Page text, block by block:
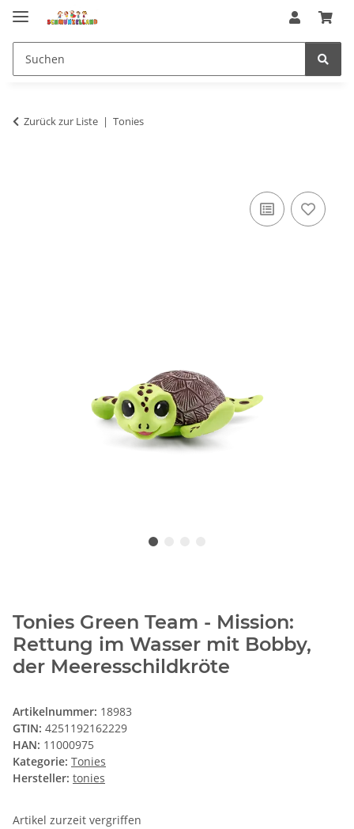
Zurück zur Liste Tonies
Tonies Green Team - Mission:
Rettung im Wasser mit Bobby,
der Meeresschildkröte
Artikelnummer: 18983
GTIN: 4251192162229
HAN: 11000975
Kategorie: Tonies
Hersteller: tonies
Artikel zurzeit vergriffen